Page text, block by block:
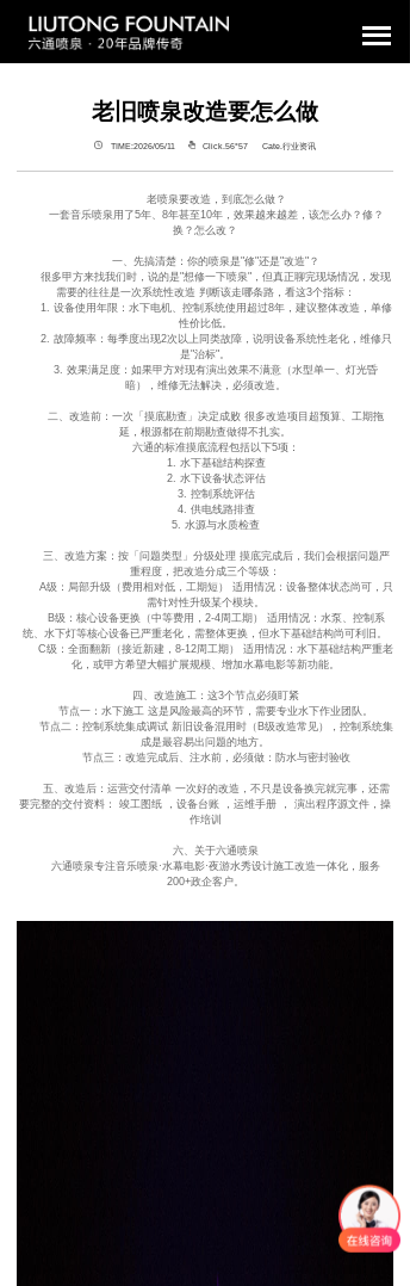
老旧喷泉改造要怎么做
TIME:2026/05/11 Click.56°57 Cate.行业资讯
老喷泉要改造，到底怎么做？
一套音乐喷泉用了5年、8年甚至10年，效果越来越差，该怎么办？修？
换？怎么改？
一、先搞清楚：你的喷泉是"修"还是"改造"？
很多甲方来找我们时，说的是"想修一下喷泉"，但真正聊完现场情况，发现
需要的往往是一次系统性改造 判断该走哪条路，看这3个指标：
1. 设备使用年限：水下电机、控制系统使用超过8年，建议整体改造，单修
性价比低。
2. 故障频率：每季度出现2次以上同类故障，说明设备系统性老化，维修只
是"治标"。
3. 效果满足度：如果甲方对现有演出效果不满意（水型单一、灯光昏
暗），维修无法解决，必须改造。
二、改造前：一次「摸底勘查」决定成败 很多改造项目超预算、工期拖
延，根源都在前期勘查做得不扎实。
六通的标准摸底流程包括以下5项：
1. 水下基础结构探查
2. 水下设备状态评估
3. 控制系统评估
4. 供电线路排查
5. 水源与水质检查
三、改造方案：按「问题类型」分级处理 摸底完成后，我们会根据问题严
重程度，把改造分成三个等级：
A级：局部升级（费用相对低，工期短） 适用情况：设备整体状态尚可，只
需针对性升级某个模块。
B级：核心设备更换（中等费用，2-4周工期） 适用情况：水泵、控制系
统、水下灯等核心设备已严重老化，需整体更换，但水下基础结构尚可利旧。
C级：全面翻新（接近新建，8-12周工期） 适用情况：水下基础结构严重老
化，或甲方希望大幅扩展规模、增加水幕电影等新功能。
四、改造施工：这3个节点必须盯紧
节点一：水下施工 这是风险最高的环节，需要专业水下作业团队。
节点二：控制系统集成调试 新旧设备混用时（B级改造常见），控制系统集
成是最容易出问题的地方。
节点三：改造完成后、注水前，必须做：防水与密封验收
五、改造后：运营交付清单 一次好的改造，不只是设备换完就完事，还需
要完整的交付资料： 竣工图纸 ，设备台账 ，运维手册 ， 演出程序源文件，操
作培训
六、关于六通喷泉
六通喷泉专注音乐喷泉·水幕电影·夜游水秀设计施工改造一体化，服务
200+政企客户。